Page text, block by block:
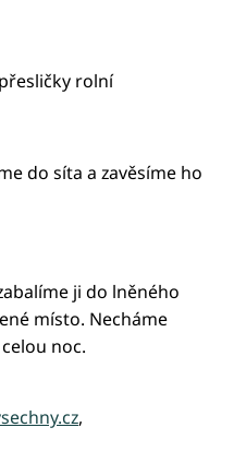
rolní
do síta a zavěsíme ho
ji do lněného
místo. Necháme
noc.
,